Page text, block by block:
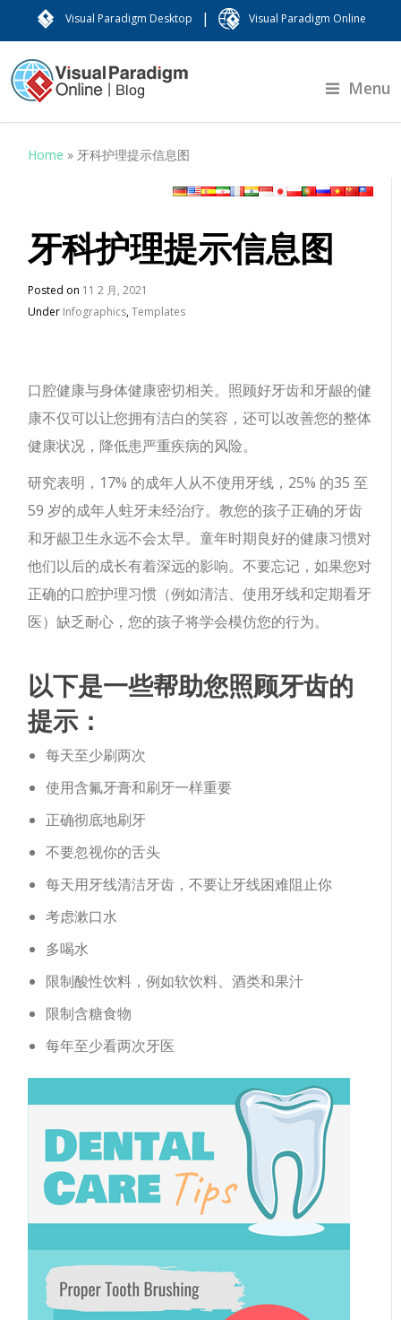
Visual Paradigm Desktop | Visual Paradigm Online
Menu
Home » 牙科护理提示信息图
牙科护理提示信息图
Posted on 11 2 月, 2021
Under Infographics,Templates
口腔健康与身体健康密切相关。照顾好牙齿和牙龈的健
康不仅可以让您拥有洁白的笑容，还可以改善您的整体
健康状况，降低患严重疾病的风险。
研究表明，17% 的成年人从不使用牙线，25% 的35 至
59 岁的成年人蛀牙未经治疗。教您的孩子正确的牙齿
和牙龈卫生永远不会太早。童年时期良好的健康习惯对
他们以后的成长有着深远的影响。不要忘记，如果您对
正确的口腔护理习惯（例如清洁、使用牙线和定期看牙
医）缺乏耐心，您的孩子将学会模仿您的行为。
以下是一些帮助您照顾牙齿的
提示：
每天至少刷两次
使用含氟牙膏和刷牙一样重要
正确彻底地刷牙
不要忽视你的舌头
每天用牙线清洁牙齿，不要让牙线困难阻止你
考虑漱口水
多喝水
限制酸性饮料，例如软饮料、酒类和果汁
限制含糖食物
每年至少看两次牙医